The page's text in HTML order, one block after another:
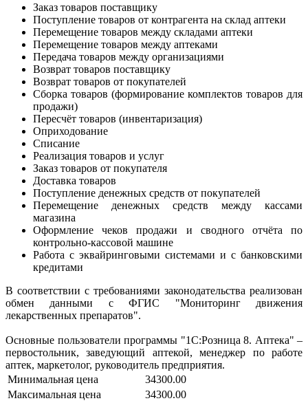
Заказ товаров поставщику
Поступление товаров от контрагента на склад аптеки
Перемещение товаров между складами аптеки
Перемещение товаров между аптеками
Передача товаров между организациями
Возврат товаров поставщику
Возврат товаров от покупателей
Сборка товаров (формирование комплектов товаров для
продажи)
Пересчёт товаров (инвентаризация)
Оприходование
Списание
Реализация товаров и услуг
Заказ товаров от покупателя
Доставка товаров
Поступление денежных средств от покупателей
Перемещение денежных средств между кассами
магазина
Оформление чеков продажи и сводного отчёта по
контрольно-кассовой машине
Работа с эквайринговыми системами и с банковскими
кредитами
В соответствии с требованиями законодательства реализован
обмен данными с ФГИС "Мониторинг движения
лекарственных препаратов".
Основные пользователи программы "1С:Розница 8. Аптека" –
первостольник, заведующий аптекой, менеджер по работе
аптек, маркетолог, руководитель предприятия.
Минимальная цена
34300.00
Максимальная цена
34300.00